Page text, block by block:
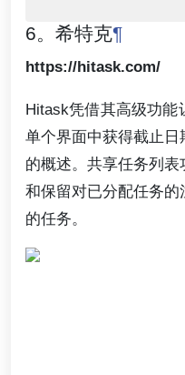
6。希特克¶
https://hitask.com/
Hitask凭借其高级功能
单个界面中获得截止
的概述。共享任务列
和保留对已分配任务
的任务。